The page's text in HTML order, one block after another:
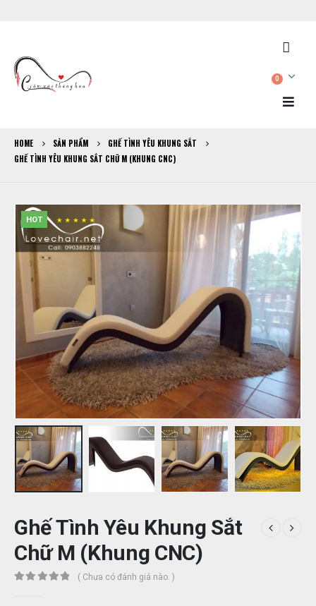
0
HOME SẢN PHẨM
GHẾ TÌNH YÊU KHUNG SẮT
GHẾ TÌNH YÊU KHUNG SẮT CHỮ M (KHUNG CNC)
HOT
Ghế Tình Yêu Khung Sắt
Chữ M (Khung CNC)
( Chưa có đánh giá nào. )